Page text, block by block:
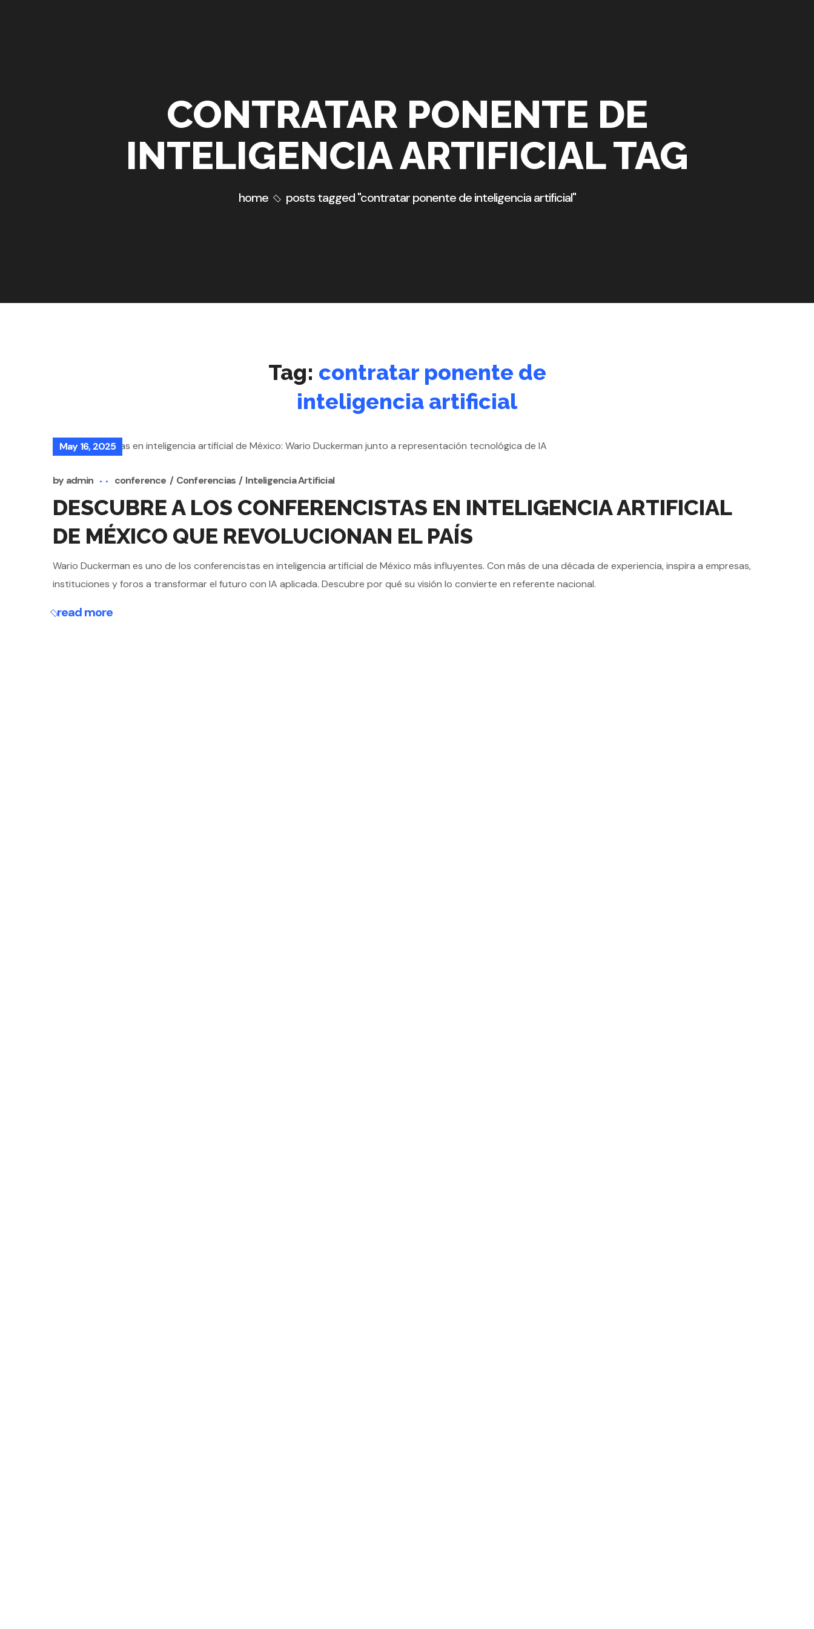
CONTRATAR PONENTE DE
INTELIGENCIA ARTIFICIAL TAG
home posts tagged "contratar ponente de inteligencia artificial"
Tag: contratar ponente de
inteligencia artificial
May 16, 2025
by admin conference Conferencias Inteligencia Artificial
DESCUBRE A LOS CONFERENCISTAS EN INTELIGENCIA ARTIFICIAL
DE MÉXICO QUE REVOLUCIONAN EL PAÍS
Wario Duckerman es uno de los conferencistas en inteligencia artificial de México más influyentes. Con más de una década de experiencia, inspira a empresas,
instituciones y foros a transformar el futuro con IA aplicada. Descubre por qué su visión lo convierte en referente nacional.
read more